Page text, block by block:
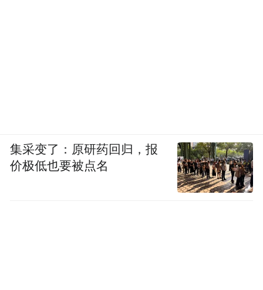
集采变了：原研药回归，报
价极低也要被点名